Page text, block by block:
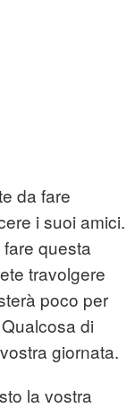
da fare
i suoi amici.
questa
travolgere
poco per
di
giornata.
la vostra